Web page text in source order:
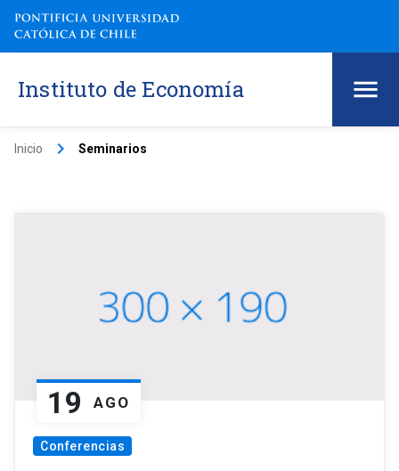
Instituto de Economía
Inicio keyboard_arrow_right Seminarios
19 AGO
Conferencias